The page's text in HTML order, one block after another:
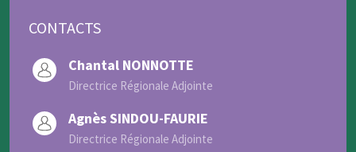
CONTACTS
Chantal NONNOTTE
Directrice Régionale Adjointe
Agnès SINDOU-FAURIE
Directrice Régionale Adjointe